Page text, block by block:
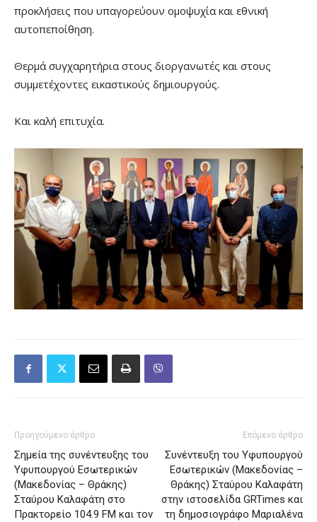
προκλήσεις που υπαγορεύουν ομοψυχία και εθνική
αυτοπεποίθηση.
Θερμά συγχαρητήρια στους διοργανωτές και στους
συμμετέχοντες εικαστικούς δημιουργούς.
Και καλή επιτυχία.
Προηγούμενο άρθρο
Σημεία της συνέντευξης του
Υφυπουργού Εσωτερικών
(Μακεδονίας – Θράκης)
Σταύρου Καλαφάτη στο
Πρακτορείο 104.9 FM και τον
Επόμενο άρθρο
Συνέντευξη του Υφυπουργού
Εσωτερικών (Μακεδονίας –
Θράκης) Σταύρου Καλαφάτη
στην ιστοσελίδα GRTimes και
τη δημοσιογράφο Μαριαλένα